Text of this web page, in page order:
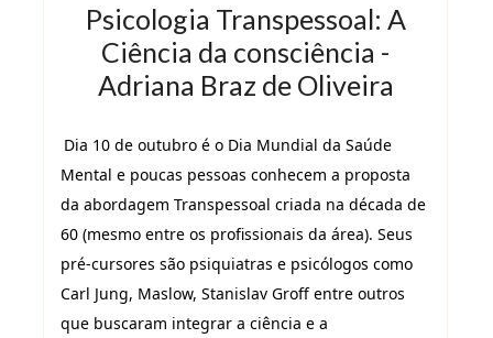
Psicologia Transpessoal: A
Ciência da consciência -
Adriana Braz de Oliveira
Dia 10 de outubro é o Dia Mundial da Saúde
Mental e poucas pessoas conhecem a proposta
da abordagem Transpessoal criada na década de
60 (mesmo entre os profissionais da área). Seus
pré-cursores são psiquiatras e psicólogos como
Carl Jung, Maslow, Stanislav Groff entre outros
que buscaram integrar a ciência e a